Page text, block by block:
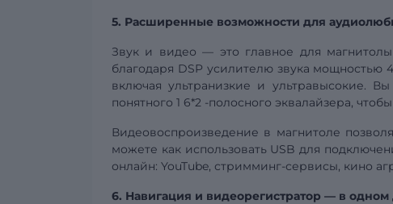
5. Расширенные возможности для
Звук и видео — это главное для
благодаря DSP усилителю звука мощностью
включая ультранизкие и ультравысокие.
понятного 1 6*2 -полосного эквалайзера,
Видеовоспроизведение в магнитоле
можете как использовать USB для
онлайн: YouTube, стримминг-сервисы, кино
6. Навигация и видеорегистратор — в одном